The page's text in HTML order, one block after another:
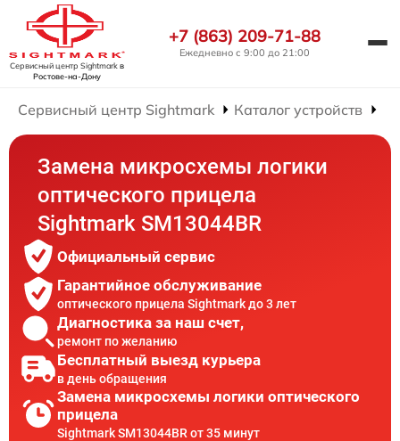
Сервисный центр Sightmarkв
Ростове-на-Дону
+7 (863) 209-71-88
Ежедневно с 9:00 до 21:00
Сервисный центр Sightmark Каталог устройств
Замена микросхемы логики
оптического прицела
Sightmark SM13044BR
Официальный сервис
Гарантийное обслуживание
оптического прицела Sightmark до 3 лет
Диагностика за наш счет,
ремонт по желанию
Бесплатный выезд курьера
в день обращения
Замена микросхемы логики оптического
прицела
Sightmark SM13044BR от 35 минут